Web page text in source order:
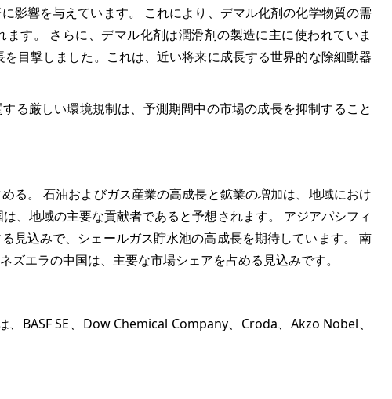
影響を与えています。 これにより、デマル化剤の化学物質の需
す。 さらに、デマル化剤は潤滑剤の製造に主に使われていま
目撃しました。これは、近い将来に成長する世界的な除細動器
る厳しい環境規制は、予測期間中の市場の成長を抑制すること
る。 石油およびガス産業の高成長と鉱業の増加は、地域におけ
、地域の主要な貢献者であると予想されます。 アジアパシフィ
見込みで、シェールガス貯水池の高成長を期待しています。 南
エラの中国は、主要な市場シェアを占める見込みです。
BASF SE、Dow Chemical Company、Croda、Akzo Nobel、